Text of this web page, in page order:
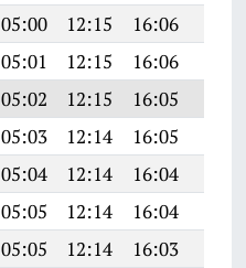
05:00 12:15 16:06
05:01 12:15 16:06
05:02 12:15 16:05
05:03 12:14 16:05
05:04 12:14 16:04
05:05 12:14 16:04
05:05 12:14 16:03